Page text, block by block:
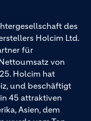
des
Holcim Ltd.
für
von
Holcim hat
und beschäftigt
45 attraktiven
Asien, dem